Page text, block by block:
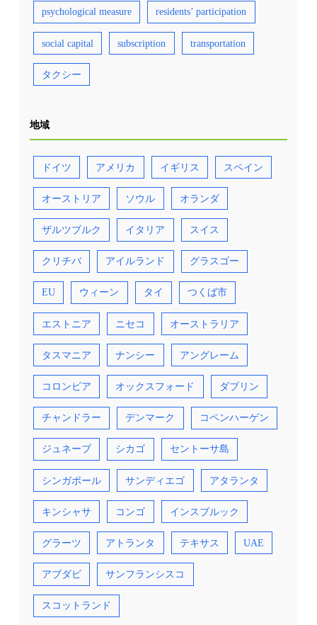
psychological measure residents’ participation
social capital subscription transportation
タクシー
地域
ドイツ アメリカ イギリス スペイン
オーストリア ソウル オランダ
ザルツブルク イタリア スイス
クリチバ アイルランド グラスゴー
EU ウィーン タイ つくば市
エストニア ニセコ オーストラリア
タスマニア ナンシー アングレーム
コロンビア オックスフォード ダブリン
チャンドラー デンマーク コペンハーゲン
ジュネーブ シカゴ セントーサ島
シンガポール サンディエゴ アタランタ
キンシャサ コンゴ インスブルック
グラーツ アトランタ テキサス UAE
アブダビ サンフランシスコ
スコットランド